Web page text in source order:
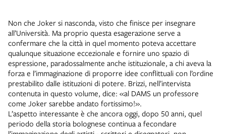
Non che Joker si nasconda, visto che finisce per insegnare
all’Università. Ma proprio questa esagerazione serve a
confermare che la città in quel momento poteva accettare
qualunque situazione eccezionale e fornire uno spazio di
espressione, paradossalmente anche istituzionale, a chi aveva la
forza e l’immaginazione di proporre idee conflittuali con l’ordine
prestabilito dalle istituzioni di potere. Brizzi, nell’intervista
contenuta in questo volume, dice: «al DAMS un professore
come Joker sarebbe andato fortissimo!».
L’aspetto interessante è che ancora oggi, dopo 50 anni, quel
periodo della storia bolognese continua a fecondare